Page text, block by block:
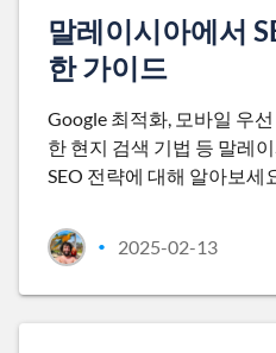
말레이시아에서
한 가이드
Google 최적화, 모바일 우
한 현지 검색 기법 등 말레
SEO 전략에 대해 알아보세
• 2025-02-13